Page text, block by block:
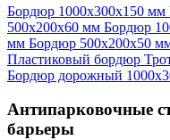
Бордюр 1000х300х150 мм
500х200х60 мм Бордюр
мм Бордюр 500х200х50
Пластиковый бордюр
Бордюр дорожный
Антипарковочные
барьеры